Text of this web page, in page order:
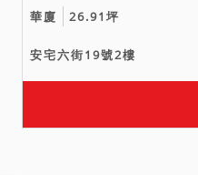
華廈 26.91坪
安宅六街19號2樓